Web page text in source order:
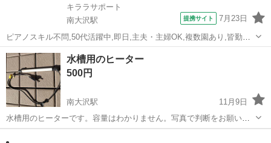
キララサポート
南大沢駅
提携サイト 7月23日
ピアノスキル不問,50代活躍中,即日,主夫・主婦OK,複数園あり,皆勤手
当あり,残業ほぼなし,持ち帰り残業無し,40代活躍中,20代活躍中,社会福
祉法人,ブランクOK,30代活躍中,保育補助,園庭あり 保育業務全般、書
類(...
東京 八王子市 南大沢駅
水槽用のヒーター
500円
南大沢駅
11月9日
水槽用のヒーターです。容量はわかりません。写真で判断をお願いし
ます。